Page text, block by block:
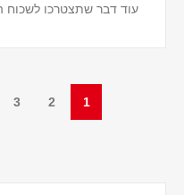
עוד דבר שתצטרכו לשכוח
1
2
3